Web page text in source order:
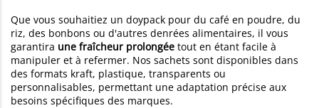
Que vous souhaitiez un doypack pour du café en poudre, du
riz, des bonbons ou d'autres denrées alimentaires, il vous
garantira une fraîcheur prolongée tout en étant facile à
manipuler et à refermer. Nos sachets sont disponibles dans
des formats kraft, plastique, transparents ou
personnalisables, permettant une adaptation précise aux
besoins spécifiques des marques.